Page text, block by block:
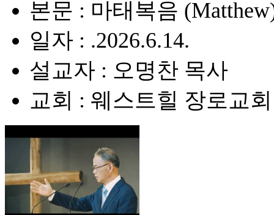
본문 : 마태복음
일자 : .2026.6.14.
설교자 : 오명찬 목사
교회 : 웨스트힐 장로교회